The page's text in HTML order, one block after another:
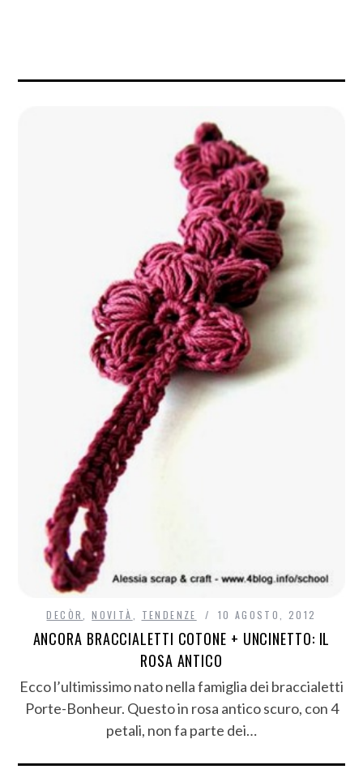
DECÒR ,NOVITÀ TENDENZE 10 AGOSTO, 2012
ANCORA BRACCIALETTI COTONE + UNCINETTO: IL
ROSA ANTICO
Ecco l’ultimissimo nato nella famiglia dei braccialetti
Porte-Bonheur. Questo in rosa antico scuro, con 4
petali, non fa parte dei…